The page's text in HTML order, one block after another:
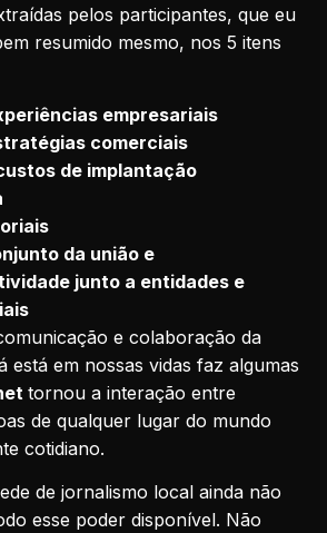
pelos participantes, que eu
resumido mesmo, nos 5 itens
empresariais
comerciais
de implantação
da união e
junto a entidades e
e colaboração da
está em nossas vidas faz algumas
tornou a interação entre
de qualquer lugar do mundo
cotidiano.
de jornalismo local ainda não
esse poder disponível. Não